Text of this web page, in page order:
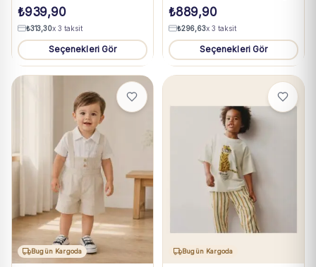
Takım 3-18 Ay
₺939,90
₺313,30x 3 taksit
Seçenekleri Gör
Tişört Takım 3-18 Ay
₺889,90
₺296,63x 3 taksit
Seçenekleri Gör
Bugün Kargoda Bugün Kargoda